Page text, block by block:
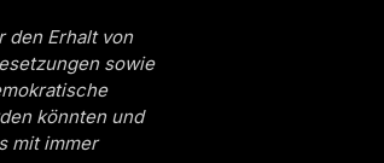
den Erhalt von
sowie
könnten und
mit immer